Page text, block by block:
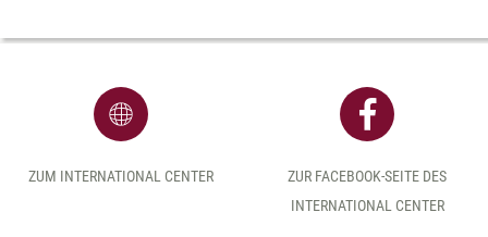
ZUM INTERNATIONAL CENTER
ZUR FACEBOOK-SEITE DES
INTERNATIONAL CENTER